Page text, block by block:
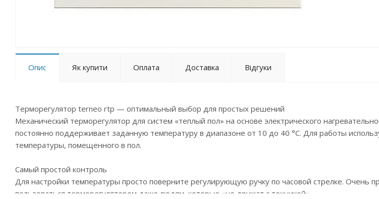
Опис Як купити Оплата Доставка Відгуки
Терморегулятор terneo rtp — оптимальный выбор для простых решений
Механический терморегулятор для систем «теплый пол» на основе электрического
постоянно поддерживает заданную температуру в диапазоне от 10 до 40 °С. Для работы
температуры, помещенного в пол.
Самый простой контроль
Для настройки температуры просто поверните регулирующую ручку по часовой стрелке. Очень
пользоваться терморегулятором даже людям, которые «не дружат с техникой».